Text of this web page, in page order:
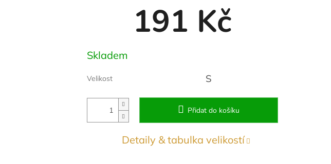
191 Kč
Měrná
cena:
Skladem
Velikost S
Přidat do košíku
Detaily & tabulka velikostí